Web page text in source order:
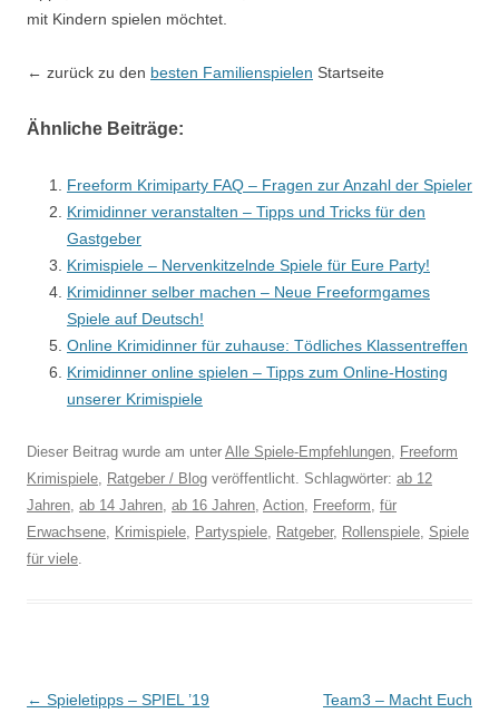
mit Kindern spielen möchtet.
← zurück zu den besten Familienspielen Startseite
Ähnliche Beiträge:
Freeform Krimiparty FAQ – Fragen zur Anzahl der Spieler
Krimidinner veranstalten – Tipps und Tricks für den
Gastgeber
Krimispiele – Nervenkitzelnde Spiele für Eure Party!
Krimidinner selber machen – Neue Freeformgames
Spiele auf Deutsch!
Online Krimidinner für zuhause: Tödliches Klassentreffen
Krimidinner online spielen – Tipps zum Online-Hosting
unserer Krimispiele
Dieser Beitrag wurde am unter Alle Spiele-Empfehlungen, Freeform
Krimispiele, Ratgeber / Blog veröffentlicht. Schlagwörter: ab 12
Jahren, ab 14 Jahren, ab 16 Jahren, Action, Freeform, für
Erwachsene, Krimispiele, Partyspiele, Ratgeber, Rollenspiele, Spiele
für viele.
Beitragsnavigation
← Spieletipps – SPIEL ’19
Team3 – Macht Euch